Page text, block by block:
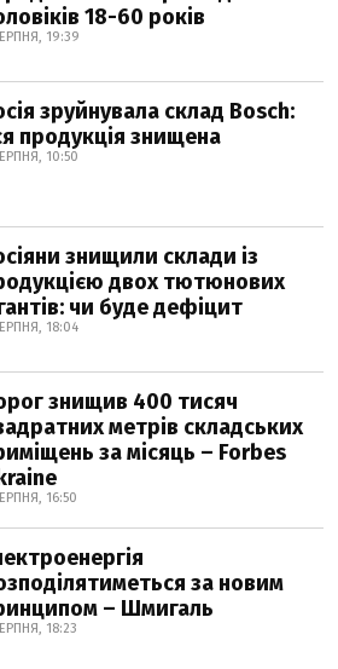
18-60 років
19:39
зруйнувала склад Bosch:
продукція знищена
10:50
знищили склади із
двох тютюнових
чи буде дефіцит
18:04
знищив 400 тисяч
метрів складських
за місяць – Forbes
16:50
за новим
– Шмигаль
18:23